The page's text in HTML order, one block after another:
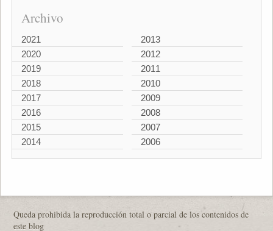
Archivo
2021
2020
2019
2018
2017
2016
2015
2014
2013
2012
2011
2010
2009
2008
2007
2006
Queda prohibida la reproducción total o parcial de los contenidos de
este blog